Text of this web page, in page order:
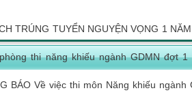
TRÚNG TUYỂN NGUYỆN VỌNG 1 NĂM
thi năng khiếu ngành GDMN đợt 1
BÁO Về việc thi môn Năng khiếu